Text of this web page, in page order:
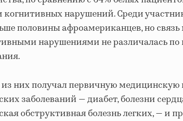
когнитивных нарушений. Среди
половины афроамериканцев, но
нарушениями не различалась по
них получал первичную медицинскую
заболеваний — диабет, болезни
обструктивная болезнь легких, — и